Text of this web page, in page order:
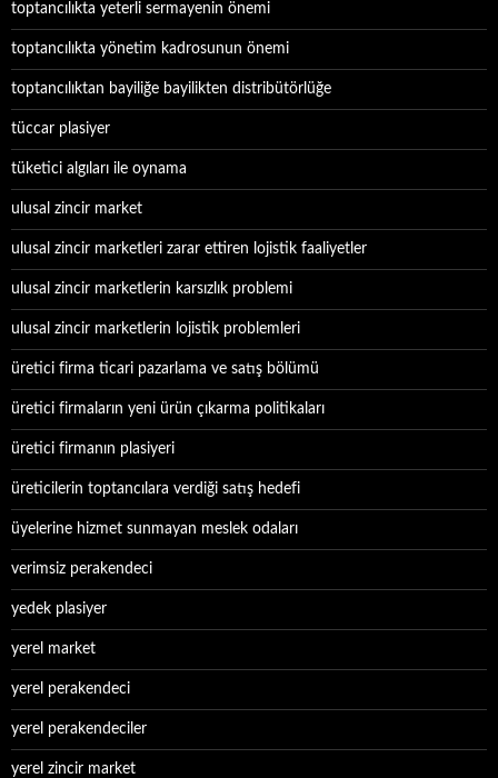
toptancılıkta yeterli sermayenin önemi
toptancılıkta yönetim kadrosunun önemi
toptancılıktan bayiliğe bayilikten distribütörlüğe
tüccar plasiyer
tüketici algıları ile oynama
ulusal zincir market
ulusal zincir marketleri zarar ettiren lojistik faaliyetler
ulusal zincir marketlerin karsızlık problemi
ulusal zincir marketlerin lojistik problemleri
üretici firma ticari pazarlama ve satış bölümü
üretici firmaların yeni ürün çıkarma politikaları
üretici firmanın plasiyeri
üreticilerin toptancılara verdiği satış hedefi
üyelerine hizmet sunmayan meslek odaları
verimsiz perakendeci
yedek plasiyer
yerel market
yerel perakendeci
yerel perakendeciler
yerel zincir market